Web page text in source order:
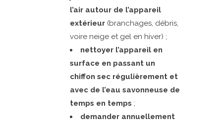
l’air autour de l’appareil
extérieur(branchages, débris,
voire neige et gel en hiver) ;
nettoyer l’appareil en
surface en passant un
chiffon sec régulièrement et
avec de l’eau savonneuse de
temps en temps ;
demander annuellement